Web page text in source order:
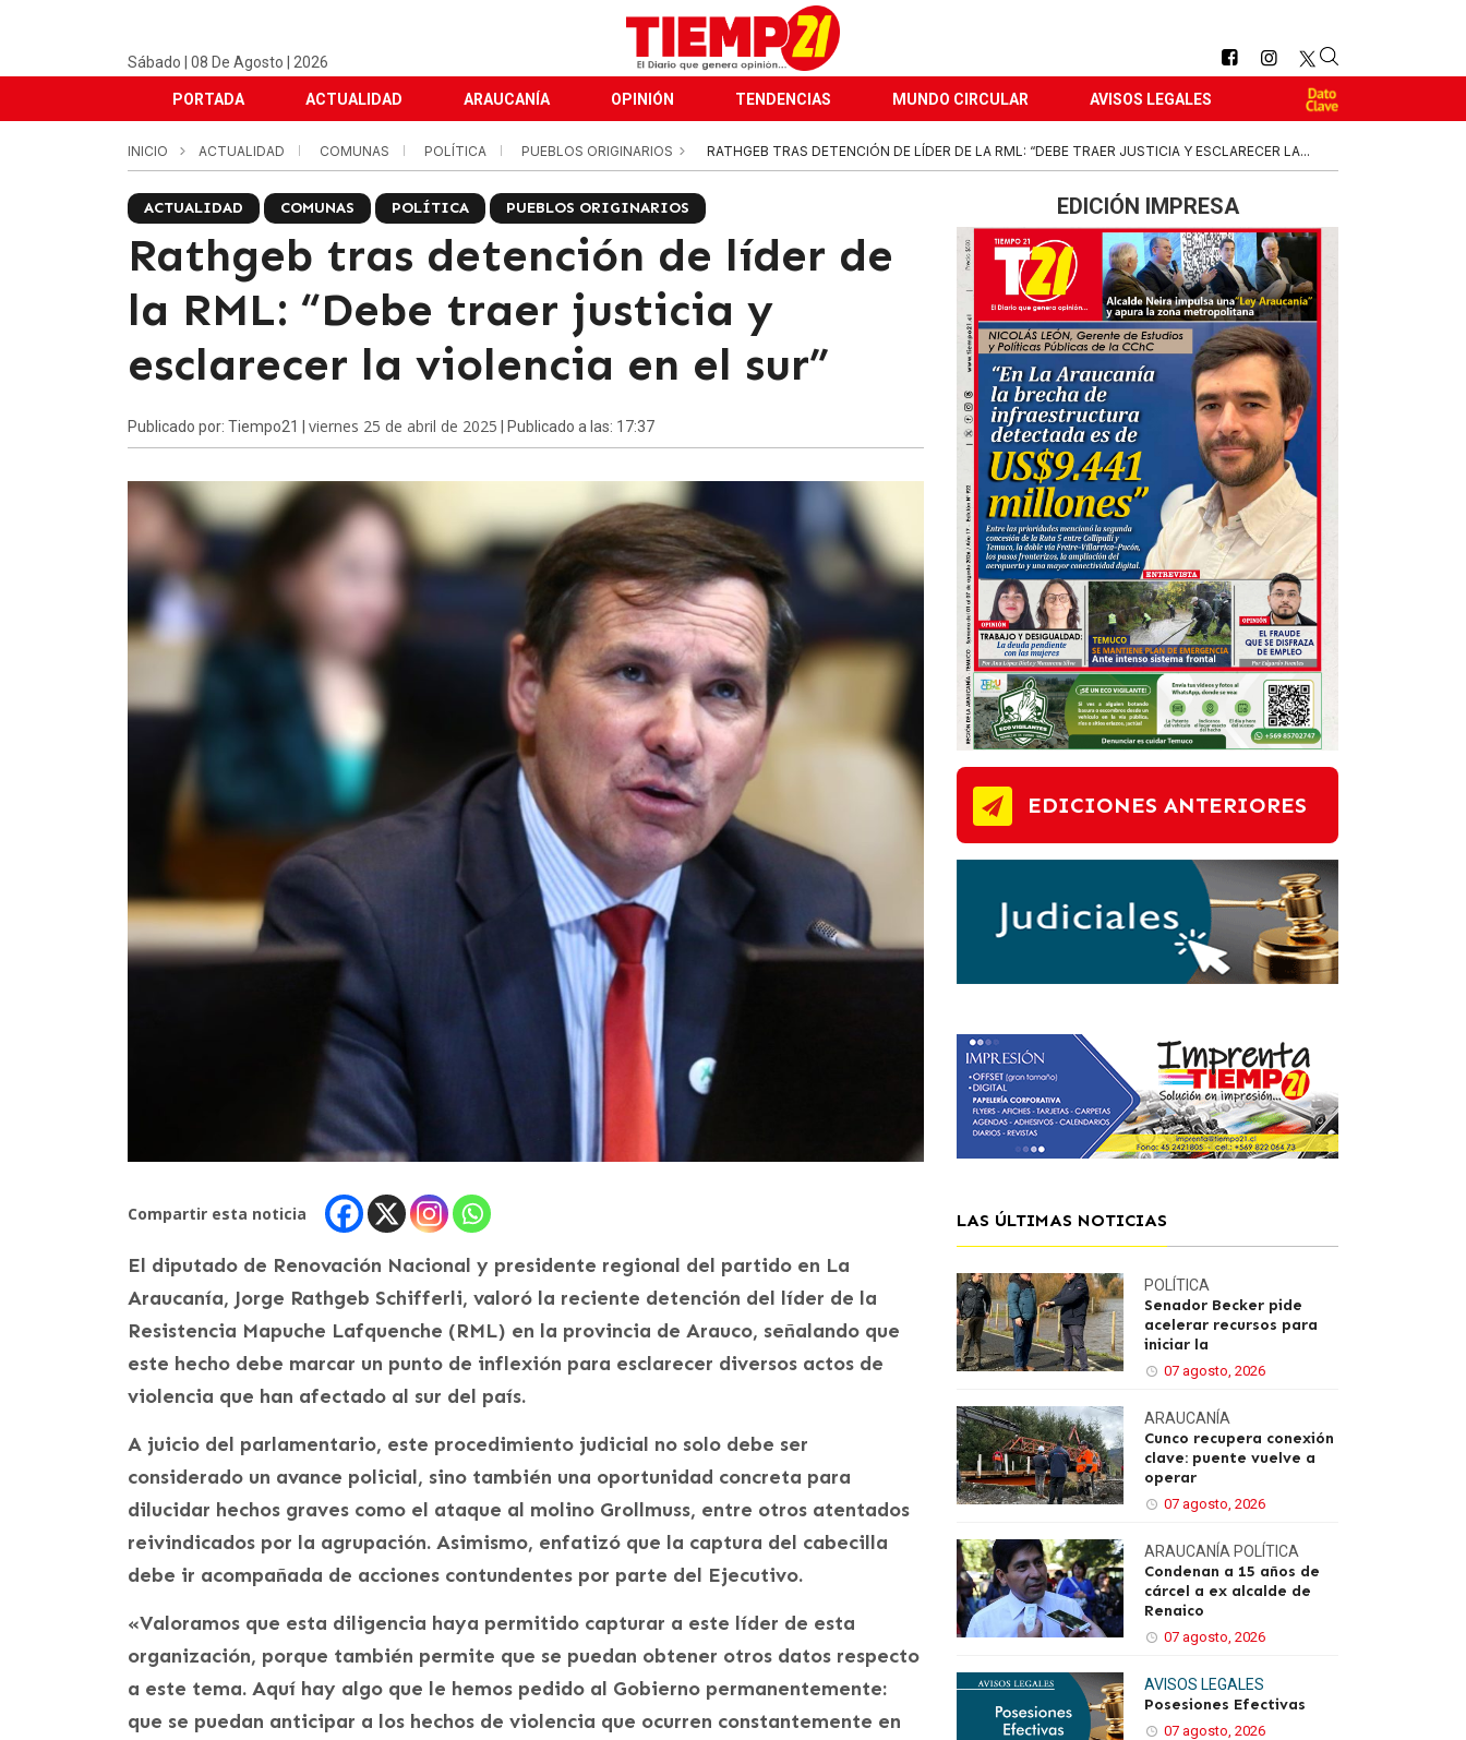
Sábado | 08 De Agosto | 2026
PORTADA ACTUALIDAD ARAUCANÍA OPINIÓN TENDENCIAS MUNDO CIRCULAR AVISOS LEGALES
INICIO ACTUALIDAD COMUNAS POLÍTICA PUEBLOS ORIGINARIOS RATHGEB TRAS DETENCIÓN DE LÍDER DE LA RML: “DEBE TRAER JUSTICIA Y ESCLARECER LA...
ACTUALIDAD COMUNAS POLÍTICA PUEBLOS ORIGINARIOS
Rathgeb tras detención de líder de
la RML: “Debe traer justicia y
esclarecer la violencia en el sur”
Publicado por: Tiempo21 | viernes 25 de abril de 2025 | Publicado a las: 17:37
Compartir esta noticia
El diputado de Renovación Nacional y presidente regional del partido en La
Araucanía, Jorge Rathgeb Schifferli, valoró la reciente detención del líder de la
Resistencia Mapuche Lafquenche (RML) en la provincia de Arauco, señalando que
este hecho debe marcar un punto de inflexión para esclarecer diversos actos de
violencia que han afectado al sur del país.
A juicio del parlamentario, este procedimiento judicial no solo debe ser
considerado un avance policial, sino también una oportunidad concreta para
dilucidar hechos graves como el ataque al molino Grollmuss, entre otros atentados
reivindicados por la agrupación. Asimismo, enfatizó que la captura del cabecilla
debe ir acompañada de acciones contundentes por parte del Ejecutivo.
«Valoramos que esta diligencia haya permitido capturar a este líder de esta
organización, porque también permite que se puedan obtener otros datos respecto
a este tema. Aquí hay algo que le hemos pedido al Gobierno permanentemente:
que se puedan anticipar a los hechos de violencia que ocurren constantemente en
EDICIÓN IMPRESA
EDICIONES ANTERIORES
LAS ÚLTIMAS NOTICIAS
POLÍTICA
Senador Becker pide
acelerar recursos para
iniciar la
07 agosto, 2026
ARAUCANÍA
Cunco recupera conexión
clave: puente vuelve a
operar
07 agosto, 2026
ARAUCANÍA POLÍTICA
Condenan a 15 años de
cárcel a ex alcalde de
Renaico
07 agosto, 2026
AVISOS LEGALES
Posesiones Efectivas
07 agosto, 2026